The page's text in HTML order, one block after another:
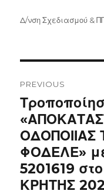
Author
Δ/νση Σχεδιασμού &
navigation
PREVIOUS
Previous
post:
ΟΔΟΠΟΙΙΑΣ
ΦΟΔΕΛΕ»
5201619
ΚΡΗΤΗΣ